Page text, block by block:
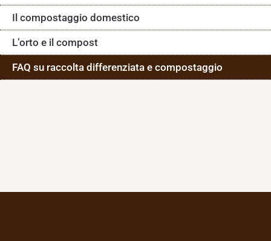
Il compostaggio domestico
L’orto e il compost
FAQ su raccolta differenziata e compostaggio